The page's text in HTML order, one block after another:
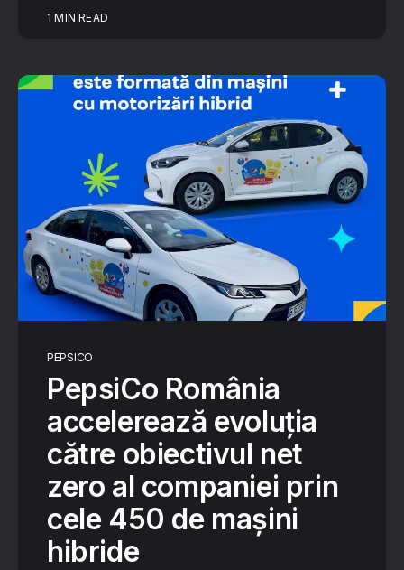
1 MIN READ
PEPSICO
PepsiCo România
accelerează evoluția
către obiectivul net
zero al companiei prin
cele 450 de mașini
hibride